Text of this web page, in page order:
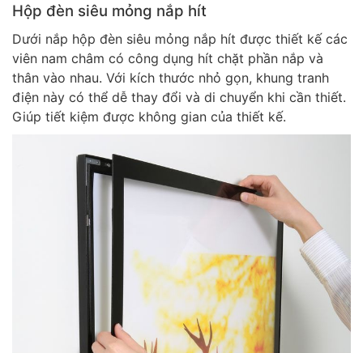
Hộp đèn siêu mỏng nắp hít
Dưới nắp hộp đèn siêu mỏng nắp hít được thiết kế các
viên nam châm có công dụng hít chặt phần nắp và
thân vào nhau. Với kích thước nhỏ gọn, khung tranh
điện này có thể dễ thay đổi và di chuyển khi cần thiết.
Giúp tiết kiệm được không gian của thiết kế.